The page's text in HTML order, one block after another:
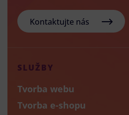
Kontaktujte nás
SLUŽBY
Tvorba webu
Tvorba e-shopu